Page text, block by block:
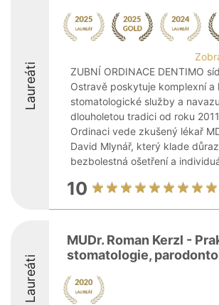
Laureáti
ZUBNÍ ORDINACE DENTIMO
Ostravě poskytuje komplexní a
stomatologické služby a
dlouholetou tradici od roku
Ordinaci vede zkušený lékař
David Mlynář, který klade
bezbolestná ošetření a
10
Laureáti
MUDr. Roman Kerzl -
stomatologie,